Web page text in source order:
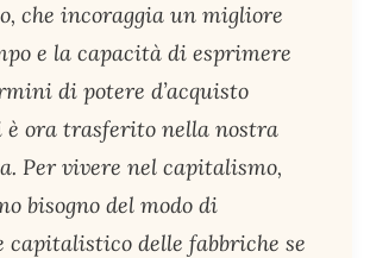
che incoraggia un migliore
e la capacità di esprimere
di potere d’acquisto
è ora trasferito nella nostra
Per vivere nel capitalismo,
bisogno del modo di
capitalistico delle fabbriche se